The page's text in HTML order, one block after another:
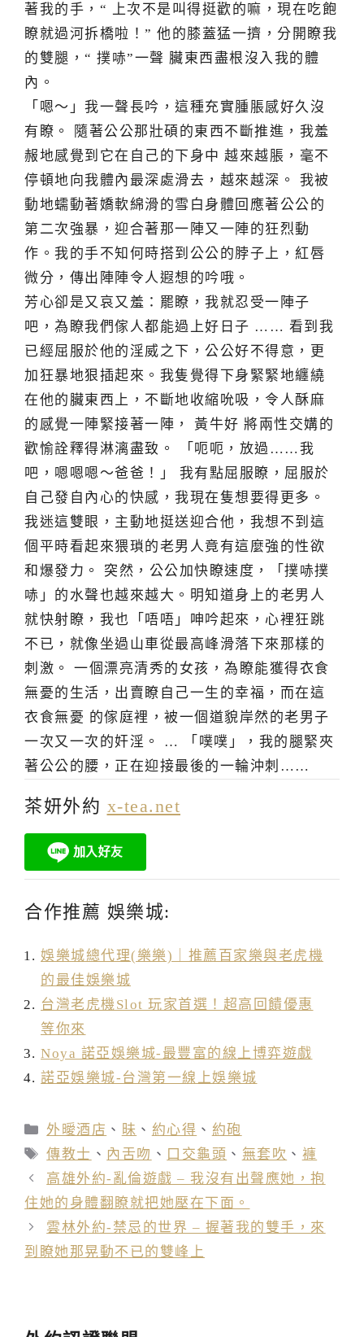
著我的手，“ 上次不是叫得挺歡的嘛，現在吃飽
瞭就過河拆橋啦！” 他的膝蓋猛一擠，分開瞭我
的雙腿，“ 撲哧”一聲 臟東西盡根沒入我的體
內。
「嗯～」我一聲長吟，這種充實腫脹感好久沒
有瞭。 隨著公公那壯碩的東西不斷推進，我羞
赧地感覺到它在自己的下身中 越來越脹，毫不
停頓地向我體內最深處滑去，越來越深。 我被
動地蠕動著嬌軟綿滑的雪白身體回應著公公的
第二次強暴，迎合著那一陣又一陣的狂烈動
作。我的手不知何時搭到公公的脖子上，紅唇
微分，傳出陣陣令人遐想的吟哦。
芳心卻是又哀又羞：罷瞭，我就忍受一陣子
吧，為瞭我們傢人都能過上好日子 …… 看到我
已經屈服於他的淫威之下，公公好不得意，更
加狂暴地狠插起來。我隻覺得下身緊緊地纏繞
在他的臟東西上，不斷地收縮吮吸，令人酥麻
的感覺一陣緊接著一陣， 黃牛好 將兩性交媾的
歡愉詮釋得淋漓盡致。 「呃呃，放過……我
吧，嗯嗯嗯～爸爸！」 我有點屈服瞭，屈服於
自己發自內心的快感，我現在隻想要得更多。
我迷這雙眼，主動地挺送迎合他，我想不到這
個平時看起來猥瑣的老男人竟有這麼強的性欲
和爆發力。 突然，公公加快瞭速度，「撲哧撲
哧」的水聲也越來越大。明知道身上的老男人
就快射瞭，我也「唔唔」呻吟起來，心裡狂跳
不已，就像坐過山車從最高峰滑落下來那樣的
刺激。 一個漂亮清秀的女孩，為瞭能獲得衣食
無憂的生活，出賣瞭自己一生的幸福，而在這
衣食無憂 的傢庭裡，被一個道貌岸然的老男子
一次又一次的奸淫。 … 「噗噗」，我的腿緊夾
著公公的腰，正在迎接最後的一輪沖刺……
茶妍外約 x-tea.net
合作推薦 娛樂城:
娛樂城總代理(樂樂)｜推薦百家樂與老虎機
的最佳娛樂城
台灣老虎機Slot 玩家首選！超高回饋優惠
等你來
Noya 諾亞娛樂城-最豐富的線上博弈遊戲
諾亞娛樂城-台灣第一線上娛樂城
分
類
外曖酒店 、 昧 、 約心得 、 約砲
標
籤
傳教士 、 內舌吻 、 口交龜頭 、 無套吹 、 褲
高雄外約-亂倫遊戲 – 我沒有出聲應她，抱
住她的身體翻瞭就把她壓在下面。
雲林外約-禁忌的世界 – 握著我的雙手，來
到瞭她那晃動不已的雙峰上